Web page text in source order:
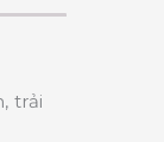
trải